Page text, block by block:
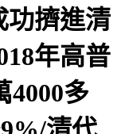
功擠進清
年高普
4000多